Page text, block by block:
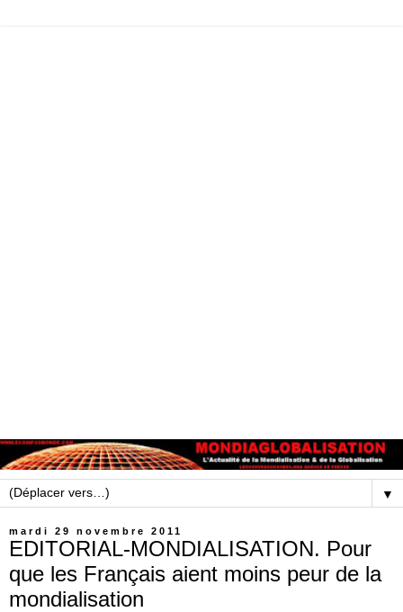
▼
mardi 29 novembre 2011
EDITORIAL-MONDIALISATION. Pour
que les Français aient moins peur de la
mondialisation